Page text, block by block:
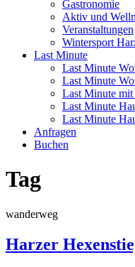
Gastronomie
Aktiv und
Veranstaltungen
Wintersport
Last Minute
Last Minute
Last Minute
Last Minute mit
Last Minute
Last Minute
Anfragen
Buchen
Tag
wanderweg
Harzer